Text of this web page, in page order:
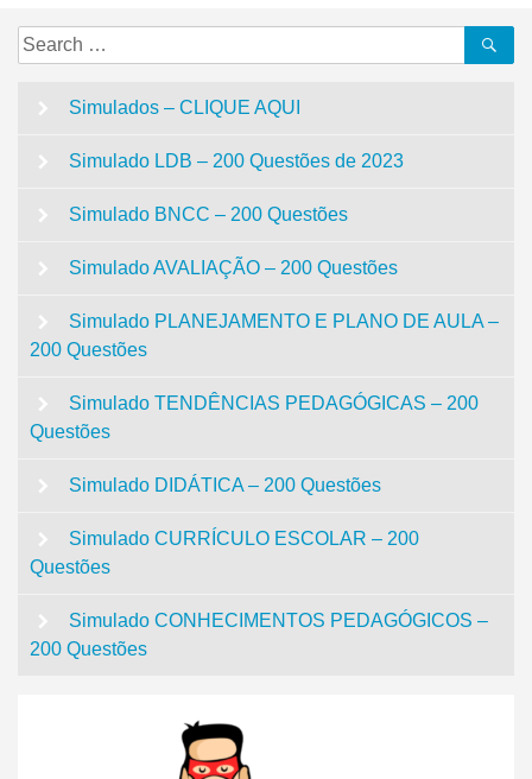
Search
for:
Simulados – CLIQUE AQUI
Simulado LDB – 200 Questões de 2023
Simulado BNCC – 200 Questões
Simulado AVALIAÇÃO – 200 Questões
Simulado PLANEJAMENTO E PLANO DE AULA –
200 Questões
Simulado TENDÊNCIAS PEDAGÓGICAS – 200
Questões
Simulado DIDÁTICA – 200 Questões
Simulado CURRÍCULO ESCOLAR – 200
Questões
Simulado CONHECIMENTOS PEDAGÓGICOS –
200 Questões